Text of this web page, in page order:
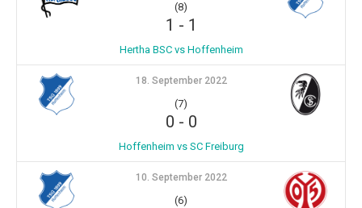
(8)
1 - 1
Hertha BSC vs Hoffenheim
18. September 2022
(7)
0 - 0
Hoffenheim vs SC Freiburg
10. September 2022
(6)